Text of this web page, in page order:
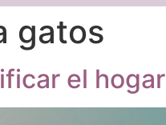
gatos
el hogar